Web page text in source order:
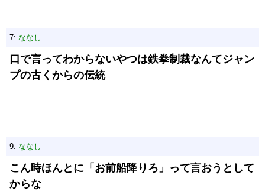
7: ななし
口で言ってわからないやつは鉄拳制裁なんてジャン
プの古くからの伝統
9: ななし
こん時ほんとに「お前船降りろ」って言おうとして
からな